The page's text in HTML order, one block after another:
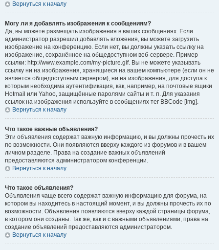
Вернуться к началу
Могу ли я добавлять изображения к сообщениям?
Да, вы можете размещать изображения в ваших сообщениях. Если
администратор разрешил добавлять вложения, вы можете загрузить
изображение на конференцию. Если нет, вы должны указать ссылку на
изображение, сохранённое на общедоступном веб-сервере. Пример
ссылки: http://www.example.com/my-picture.gif. Вы не можете указывать
ссылку ни на изображения, хранящиеся на вашем компьютере (если он не
является общедоступным сервером), ни на изображения, для доступа к
которым необходима аутентификация, как, например, на почтовые ящики
Hotmail или Yahoo, защищённые паролями сайты и т. п. Для указания
ссылок на изображения используйте в сообщениях тег BBCode [img].
Вернуться к началу
Что такое важные объявления?
Эти объявления содержат важную информацию, и вы должны прочесть их
по возможности. Они появляются вверху каждого из форумов и в вашем
личном разделе. Права на создание важных объявлений
предоставляются администратором конференции.
Вернуться к началу
Что такое объявления?
Объявления чаще всего содержат важную информацию для форума, на
котором вы находитесь в настоящий момент, и вы должны прочесть их по
возможности. Объявления появляются вверху каждой страницы форума,
в котором они созданы. Так же, как и с важными объявлениями, права на
создание объявлений предоставляются администратором.
Вернуться к началу